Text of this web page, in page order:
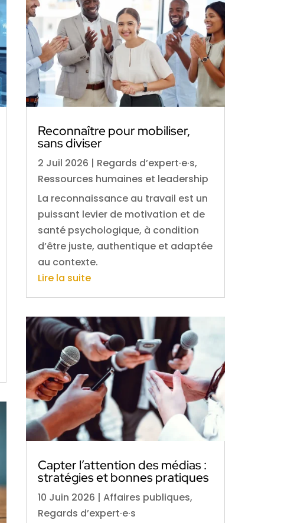
Reconnaître pour mobiliser,
sans diviser
2 Juil 2026 | Regards d’expert·e·s,
Ressources humaines et leadership
La reconnaissance au travail est un
puissant levier de motivation et de
santé psychologique, à condition
d’être juste, authentique et adaptée
au contexte.
Lire la suite
Capter l’attention des médias :
stratégies et bonnes pratiques
10 Juin 2026 | Affaires publiques,
Regards d’expert·e·s